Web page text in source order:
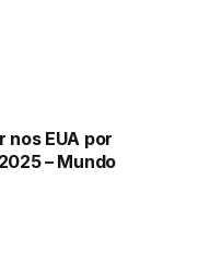
nos EUA por
– Mundo